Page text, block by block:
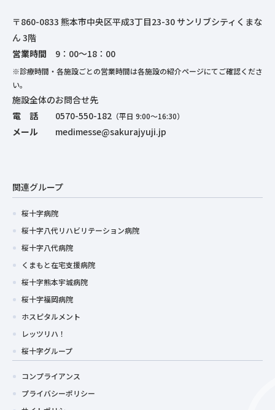
〒860-0833 熊本市中央区平成3丁目23-30 サンリブシティくまな
ん 3階
営業時間 9：00～18：00
※診療時間・各施設ごとの営業時間は各施設の紹介ページにてご確認くださ
い。
施設全体のお問合せ先
電 話 0570-550-182 （平日 9:00～16:30）
メール medimesse@sakurajyuji.jp
関連グループ
桜十字病院
桜十字八代リハビリテーション病院
桜十字八代病院
くまもと在宅支援病院
桜十字熊本宇城病院
桜十字福岡病院
ホスピタルメント
レッツリハ！
桜十字グループ
コンプライアンス
プライバシーポリシー